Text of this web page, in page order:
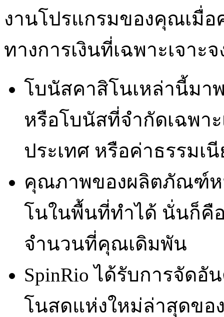
งานโปรแกรมของคุณเมื่
ทางการเงินที่เฉพาะเจาะจ
โบนัสคาสิโนเหล่านี้มา
หรือโบนัสที่จำกัดเฉพา
ประเทศ หรือค่าธรรมเ
คุณภาพของผลิตภัณฑ์ห
โนในพื้นที่ทำได้ นั่นก็คื
จำนวนที่คุณเดิมพัน
SpinRio ได้รับการจัดอั
โนสดแห่งใหม่ล่าสุดขอ